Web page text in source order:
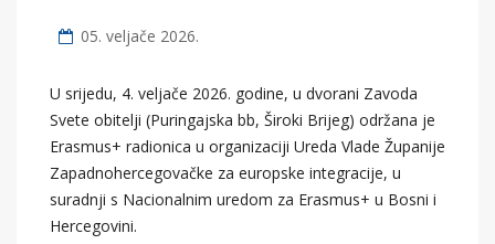
05. veljače 2026.
U srijedu, 4. veljače 2026. godine, u dvorani Zavoda
Svete obitelji (Puringajska bb, Široki Brijeg) održana je
Erasmus+ radionica u organizaciji Ureda Vlade Županije
Zapadnohercegovačke za europske integracije, u
suradnji s Nacionalnim uredom za Erasmus+ u Bosni i
Hercegovini.